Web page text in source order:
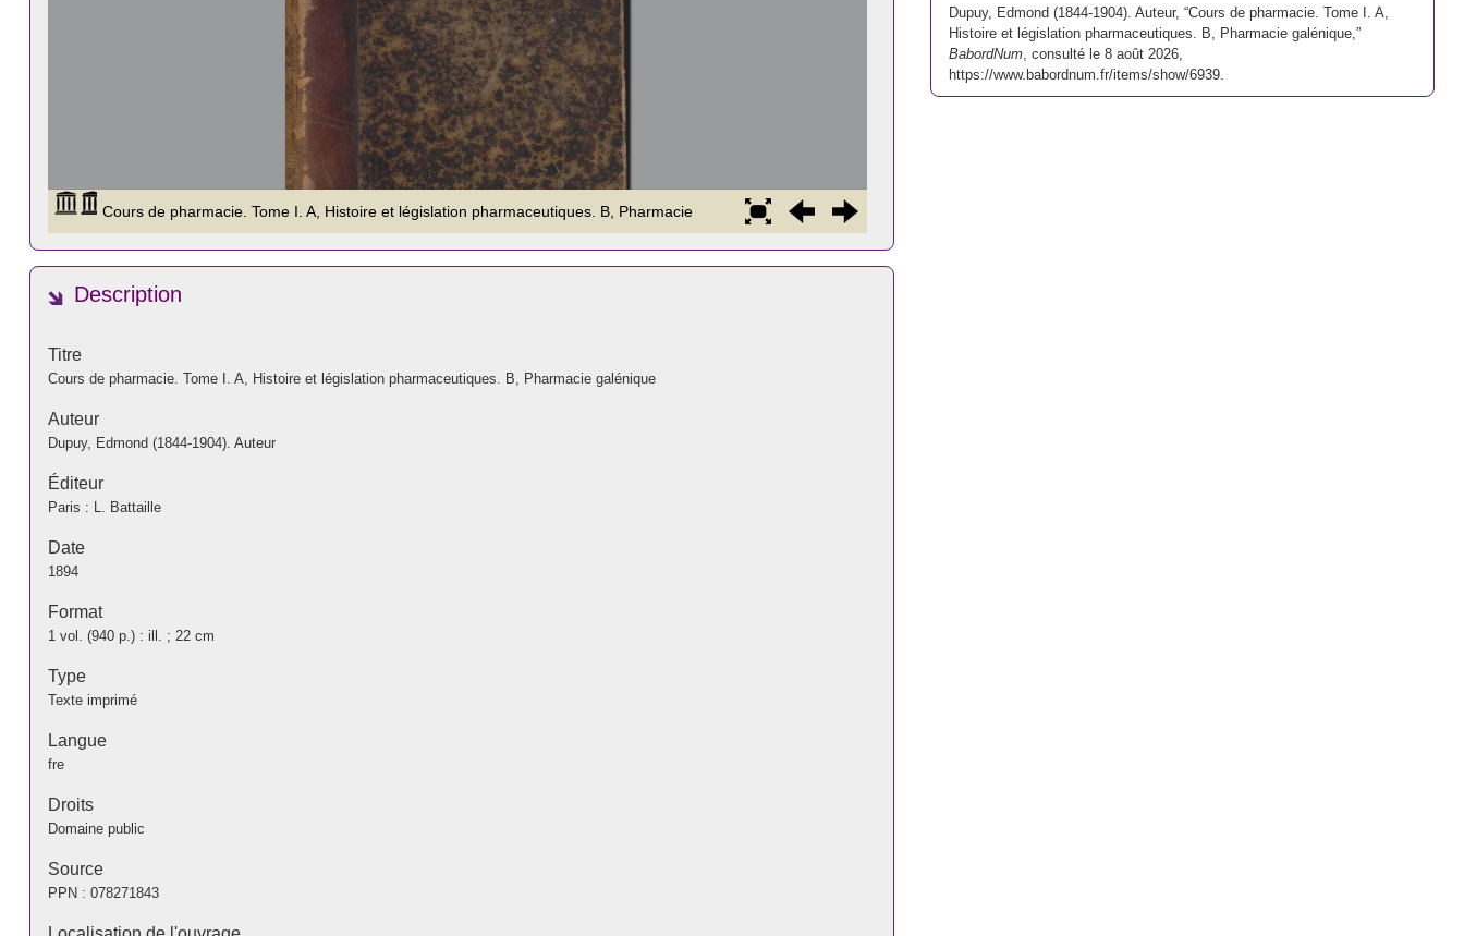
Description
Titre
Cours de pharmacie. Tome I. A, Histoire et législation pharmaceutiques. B, Pharmacie galénique
Auteur
Dupuy, Edmond (1844-1904). Auteur
Éditeur
Paris : L. Battaille
Date
1894
Format
1 vol. (940 p.) : ill. ; 22 cm
Type
Texte imprimé
Langue
fre
Droits
Domaine public
Source
PPN : 078271843
Dupuy, Edmond (1844-1904). Auteur, “Cours de pharmacie. Tome I. A,
Histoire et législation pharmaceutiques. B, Pharmacie galénique,”
BabordNum, consulté le 8 août 2026,
https://www.babordnum.fr/items/show/6939.